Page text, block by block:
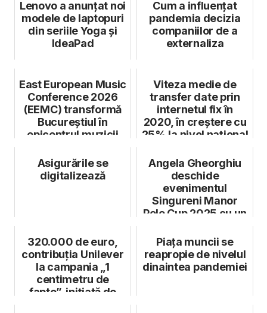
Lenovo a anunțat noi
modele de laptopuri
din seriile Yoga și
IdeaPad
Cum a influențat
pandemia decizia
companiilor de a
externaliza
East European Music
Conference 2026
(EEMC) transformă
Bucureștiul în
epicentrul muzicii
Viteza medie de
transfer date prin
internetul fix în
2020, în creștere cu
25% la nivel național
Asigurările se
digitalizează
Angela Gheorghiu
deschide
evenimentul
Singureni Manor
Polo Cup 2025 cu un
320.000 de euro,
contribuția Unilever
la campania „1
centimetru de
fapte”, inițiată de
Piața muncii se
reapropie de nivelul
dinaintea pandemiei